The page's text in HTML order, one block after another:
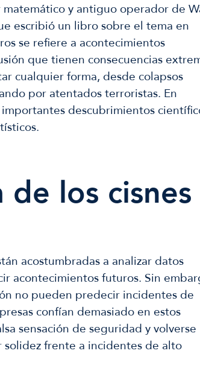
y antiguo operador de
escribió un libro sobre el tema en
se refiere a acontecimientos
que tienen consecuencias
cualquier forma, desde colapsos
por atentados terroristas. En
descubrimientos
los cisnes
acostumbradas a analizar datos
acontecimientos futuros. Sin
no pueden predecir incidentes de
confían demasiado en estos
sensación de seguridad y volverse
solidez frente a incidentes de alto